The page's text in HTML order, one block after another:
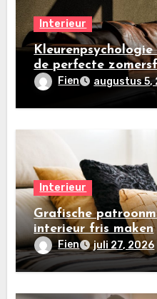
Interieur
de perfecte
Fien augustus 5,
Interieur
Grafische
interieur fris maken
Fien juli 27, 2026